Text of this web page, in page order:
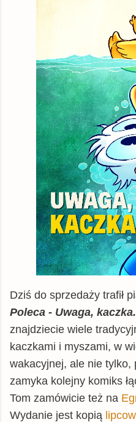
Dziś do sprzedaży trafił
Poleca - Uwaga, kaczka.
znajdziecie wiele
kaczkami i myszami, w
wakacyjnej, ale nie tylko,
zamyka kolejny komiks
Tom zamówicie też na
Wydanie jest kopią